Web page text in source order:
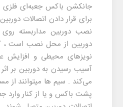
جانکشن باکس جعبه‌ای
برای قرار دادن اتصالات
نصب دوربین مداربسته
دوربین از محل نصب است ،
نویزهای محیطی و افزایش
آسیب رسیدن به دوربین بر
می‌کند .‌ سیم ها میتوانند از
پشت باکس و یا از کنار وارد